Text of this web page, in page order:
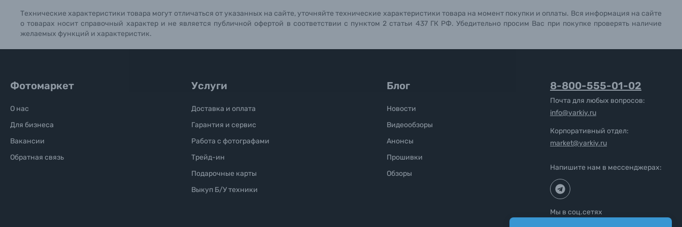
Б/У фототехника (Комиссионные товары)
Уценённые товары
Технические характеристики товара могут отличаться от указанных на сайте, уточняйте технические характеристики товара на момент покупки и оплаты. Вся информация на сайте
о товарах носит справочный характер и не является публичной офертой в соответствии с пунктом 2 статьи 437 ГК РФ. Убедительно просим Вас при покупке проверять наличие
желаемых функций и характеристик.
Фотомаркет
О нас
Для бизнеса
Вакансии
Обратная связь
Услуги
Доставка и оплата
Гарантия и сервис
Работа с фотографами
Трейд-ин
Подарочные карты
Выкуп Б/У техники
Блог
Новости
Видеообзоры
Анонсы
Прошивки
Обзоры
8-800-555-01-02
Почта для любых вопросов:
info@yarkiy.ru
Корпоративный отдел:
market@yarkiy.ru
Напишите нам в мессенджерах:
Мы в соц.сетях